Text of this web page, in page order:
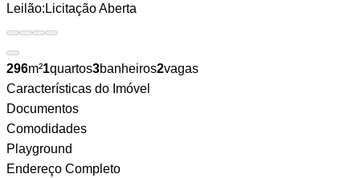
Leilão: Licitação Aberta
296m²1quartos3banheiros2vagas
Características do Imóvel
Documentos
Comodidades
Playground
Endereço Completo